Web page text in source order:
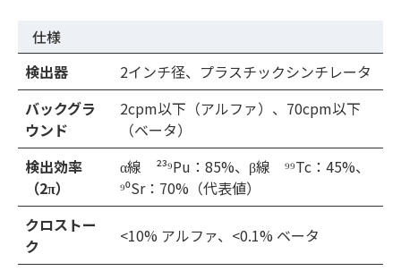
仕様
検出器
2インチ径、プラスチックシンチレータ
バックグラ
ウンド
2cpm以下（アルファ）、70cpm以下
（ベータ）
検出効率
（2π）
α線 ²³⁹Pu：85%、β線 ⁹⁹Tc：45%、
⁹⁰Sr：70%（代表値）
クロストー
ク
<10% アルファ、<0.1% ベータ